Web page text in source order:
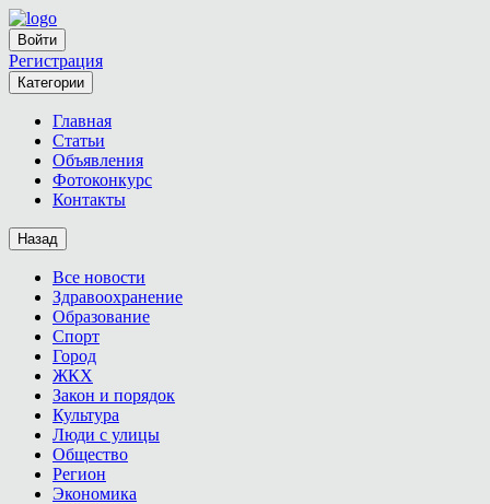
Войти
Регистрация
Категории
Главная
Статьи
Объявления
Фотоконкурс
Контакты
Назад
Все новости
Здравоохранение
Образование
Спорт
Город
ЖКХ
Закон и порядок
Культура
Люди с улицы
Общество
Регион
Экономика